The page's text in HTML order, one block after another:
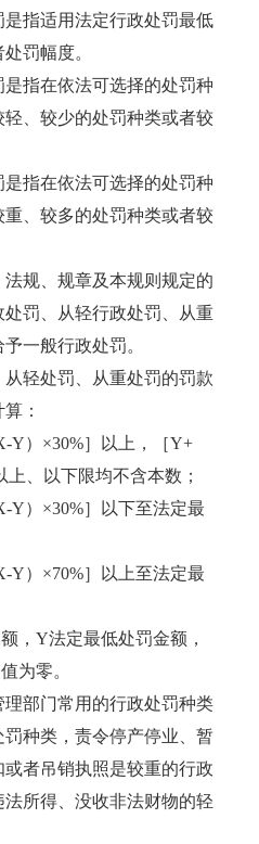
指适用法定行政处罚最低
罚幅度。
指在依法可选择的处罚种
、较少的处罚种类或者较
指在依法可选择的处罚种
、较多的处罚种类或者较
规、规章及本规则规定的
罚、从轻行政处罚、从重
一般行政处罚。
从轻处罚、从重处罚的罚款
：
）×30%］以上，［Y+
上、以下限均不含本数；
）×30%］以下至法定最
）×70%］以上至法定最
Y法定最低处罚金额，
为零。
理部门常用的行政处罚种类
种类，责令停产停业、暂
者吊销执照是较重的行政
所得、没收非法财物的轻